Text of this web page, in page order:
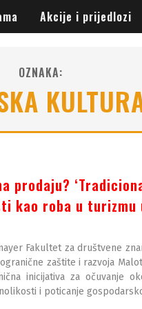
Akcije i prijedlozi
OZNAKA:
prodaju?
kao roba u
Fakultet za društvene
zaštite i razvoja
inicijativa za očuvanje
i poticanje